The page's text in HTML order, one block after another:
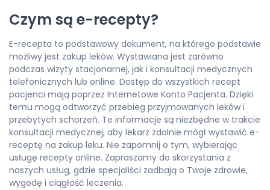
Czym są e-recepty?
E-recepta to podstawowy dokument, na którego podstawie
możliwy jest zakup leków. Wystawiana jest zarówno
podczas wizyty stacjonarnej, jak i konsultacji medycznych
telefonicznych lub online. Dostęp do wszystkich recept
pacjenci mają poprzez Internetowe Konto Pacjenta. Dzięki
temu mogą odtworzyć przebieg przyjmowanych leków i
przebytych schorzeń. Te informacje są niezbędne w trakcie
konsultacji medycznej, aby lekarz zdalnie mógł wystawić e-
receptę na zakup leku. Nie zapomnij o tym, wybierając
usługę recepty online. Zapraszamy do skorzystania z
naszych usług, gdzie specjaliści zadbają o Twoje zdrowie,
wygodę i ciągłość leczenia.